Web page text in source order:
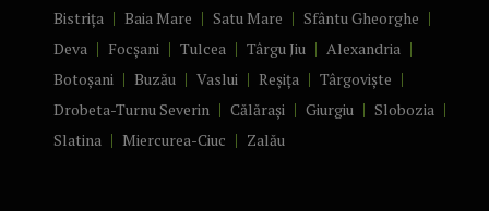
Bistrița
Baia Mare Satu Mare
Sfântu Gheorghe
Deva
Focșani Tulcea Târgu Jiu
Alexandria
Botoșani
Buzău Vaslui Reșița
Târgoviște
Drobeta-Turnu Severin
Călărași Giurgiu
Slobozia
Slatina
Miercurea-Ciuc Zalău